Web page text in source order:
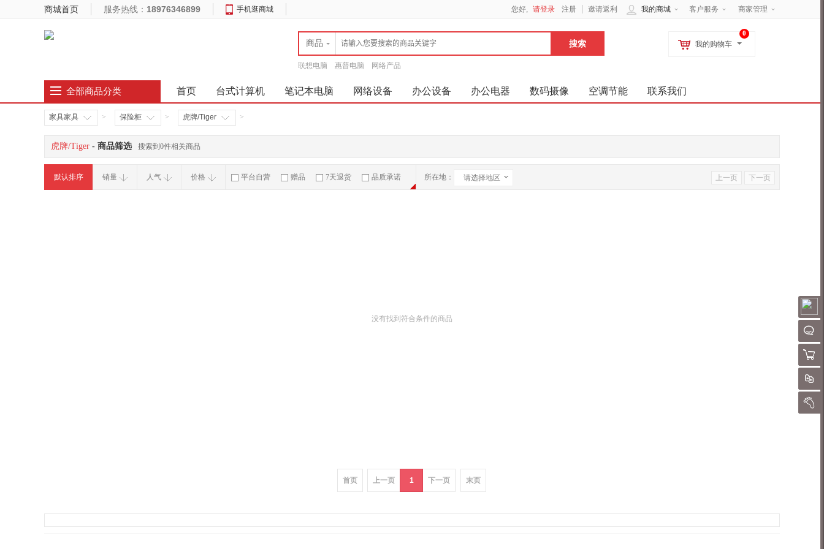
QQ
购物
对
我的
商城首页 服务热线： 18976346899 手机逛商城 客户服务 商家管理
我的商城
您好, 请登录 注册 邀请返利
商品
联想电脑 惠普电脑 网络产品
0
我的购物车
全部商品分类 首页 台式计算机 笔记本电脑 网络设备 办公设备 办公电器 数码摄像 空调节能 联系我们
家具家具 > 保险柜 > 虎牌/Tiger >
虎牌/Tiger - 商品筛选 搜索到0件相关商品
上一页 下一页
默认排序 销量 人气 价格 平台自营 赠品 7天退货 品质承诺 所在地： 请选择地区
没有找到符合条件的商品
首页 上一页 1 下一页 末页